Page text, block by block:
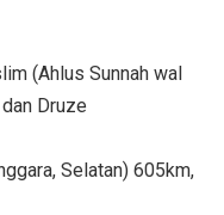
(Ahlus Sunnah wal
Druze
Selatan) 605km,